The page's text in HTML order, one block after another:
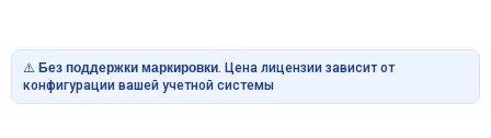
⚠️ Без поддержки маркировки. Цена лицензии зависит от
конфигурации вашей учетной системы